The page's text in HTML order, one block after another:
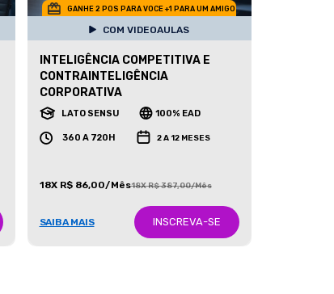
GANHE 2 POS PARA VOCE +1 PARA UM AMIGO
COM VIDEOAULAS
INTELIGÊNCIA COMPETITIVA E
CONTRAINTELIGÊNCIA
CORPORATIVA
LATO SENSU 100% EAD
360 A 720H 2 A 12 MESES
18X R$ 86,00/Mês18X R$ 387,00/Mês
SAIBA MAIS INSCREVA-SE